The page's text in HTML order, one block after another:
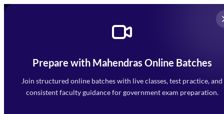
Prepare with Mahendras Online Batches
Join structured online batches with live classes, test practice, and
consistent faculty guidance for government exam preparation.
Mahendra Arcade, CP-9, Vijayant Khand, Gomti Nagar,
Faizabad Road, Lucknow - 226010
7052477777